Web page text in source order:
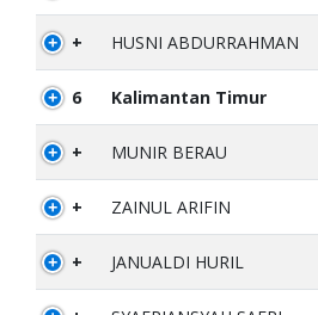
+ HUSNI ABDURRAHMAN
6 Kalimantan Timur
+ MUNIR BERAU
+ ZAINUL ARIFIN
+ JANUALDI HURIL